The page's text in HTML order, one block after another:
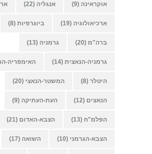
אוקראינה (9) אנגליה (22)
ארכיאולוגיה (19) ביוגרפיות (8)
ברה"מ (20) גרמניה (13)
גרמניה-הנאצית (14) האימפריה-
היטלר (8) המשטר-הנאצי (20)
הנאצים (12) העת-העתיקה (9)
הפלמ"ח (13) הצבא-האדום (21)
הצבא-הגרמני (10) השואה (17)